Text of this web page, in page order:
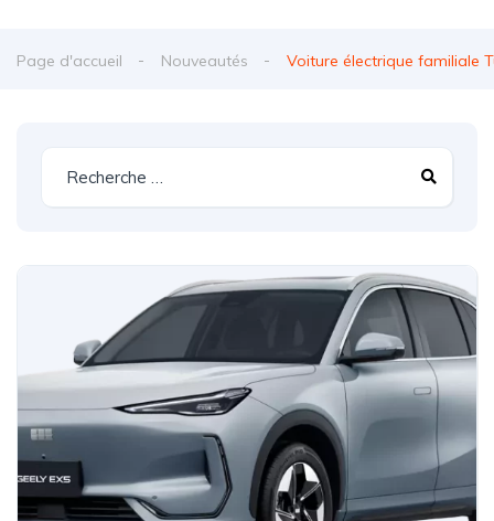
Page d'accueil Nouveautés Voiture électrique familiale